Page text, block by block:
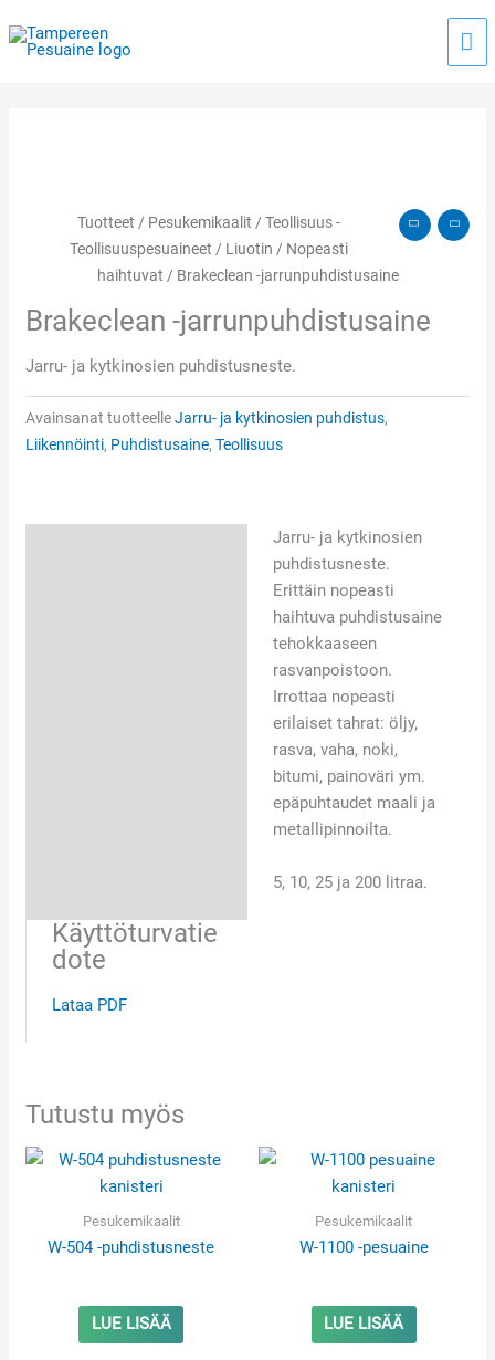
sisältöön
Tuotteet / Pesukemikaalit / Teollisuus -
Teollisuuspesuaineet / Liuotin / Nopeasti
haihtuvat / Brakeclean -jarrunpuhdistusaine
Brakeclean -jarrunpuhdistusaine
Jarru- ja kytkinosien puhdistusneste.
Avainsanat tuotteelleJarru- ja kytkinosien puhdistus,
Liikennöinti, Puhdistusaine,Teollisuus
Jarru- ja kytkinosien
puhdistusneste.
Erittäin nopeasti
haihtuva puhdistusaine
tehokkaaseen
rasvanpoistoon.
Irrottaa nopeasti
erilaiset tahrat: öljy,
rasva, vaha, noki,
bitumi, painoväri ym.
epäpuhtaudet maali ja
metallipinnoilta.
5, 10, 25 ja 200 litraa.
Käyttöturvatie
dote
Lataa PDF
Tutustu myös
Pesukemikaalit
W-504 -puhdistusneste
LUE LISÄÄ
Pesukemikaalit
W-1100 -pesuaine
LUE LISÄÄ